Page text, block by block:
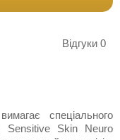
Відгуки 0
спеціального
Sensitive Skin Neuro